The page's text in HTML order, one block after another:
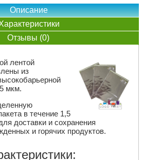
Описание
Отзывы (0)
лентой
из
мкм.
в течение 1,5
доставки и сохранения
и горячих продуктов.